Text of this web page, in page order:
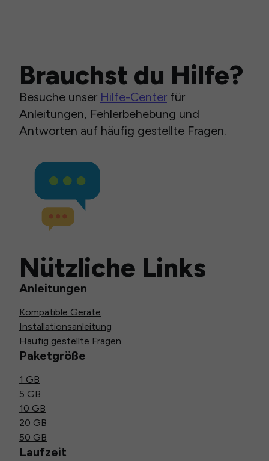
Brauchst du Hilfe?
Besuche unser Hilfe-Center für
Anleitungen, Fehlerbehebung und
Antworten auf häufig gestellte Fragen.
Nützliche Links
Anleitungen
Kompatible Geräte
Installationsanleitung
Häufig gestellte Fragen
Paketgröße
1 GB
5 GB
10 GB
20 GB
50 GB
Laufzeit